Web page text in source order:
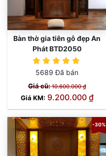
Bàn thờ gia tiên gỗ đẹp An
Phát BTD2050
5689 Đã bán
Giá cũ:10.600.000 ₫
Giá KM: 9.200.000 ₫
-30%